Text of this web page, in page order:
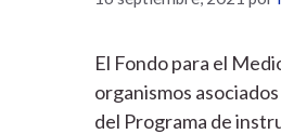
El Fondo para el
organismos
del Programa de